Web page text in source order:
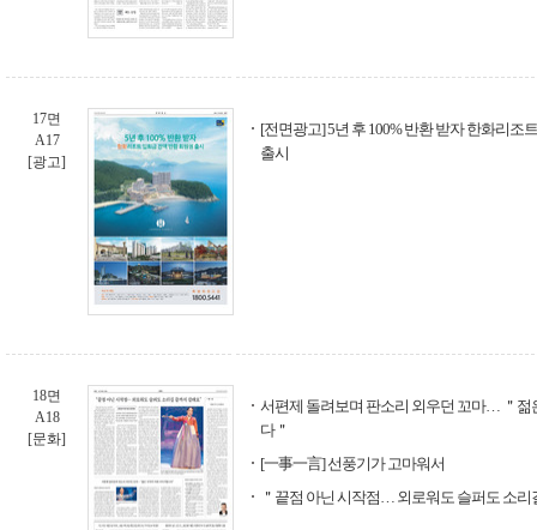
17면
A17
[광고]
[전면광고] 5년 후 100% 반환 받자 한화리조
출시
18면
A18
[문화]
서편제 돌려보며 판소리 외우던 꼬마… ＂젊
다＂
[一事一言] 선풍기가 고마워서
＂끝점 아닌 시작점… 외로워도 슬퍼도 소리